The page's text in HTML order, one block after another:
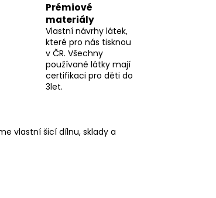
Prémiové
materiály
Vlastní návrhy látek,
které pro nás tisknou
v ČR. Všechny
používané látky mají
certifikaci pro děti do
3let.
vlastní šicí dílnu, sklady a